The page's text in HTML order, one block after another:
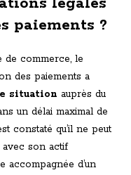
paiements ?
de commerce, le
des paiements a
situation auprès du
un délai maximal de
constaté qu’il ne peut
avec son actif
accompagnée d’un